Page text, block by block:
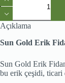
Gold
Erik
Fidanı
adet
Açıklama
Sun Gold Erik
Sun Gold Erik
bu erik çeşidi, ticari